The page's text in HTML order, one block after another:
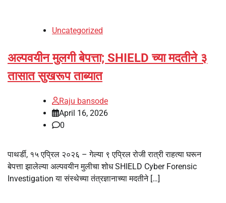
Uncategorized
अल्पवयीन मुलगी बेपत्ता; SHIELD च्या मदतीने ३
तासात सुखरूप ताब्यात
Raju bansode
April 16, 2026
0
पाथर्डी, १५ एप्रिल २०२६ – गेल्या ९ एप्रिल रोजी रात्री राहत्या घरून
बेपत्ता झालेल्या अल्पवयीन मुलीचा शोध SHIELD Cyber Forensic
Investigation या संस्थेच्या तंत्रज्ञानाच्या मदतीने […]